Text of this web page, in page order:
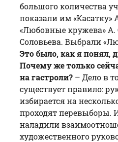
большого количества
показали им «Касатку»
«Любовные кружева»
Соловьева. Выбрали «
Это было, как я понял,
Почему же только
на гастроли? – Дело в
существует правило:
избирается на
проходят перевыборы.
наладили
художественного